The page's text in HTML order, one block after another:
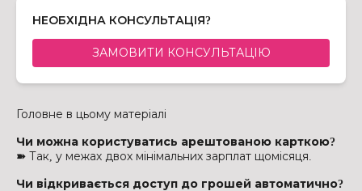
НЕОБХІДНА КОНСУЛЬТАЦІЯ?
ЗАМОВИТИ КОНСУЛЬТАЦІЮ
Головне в цьому матеріалі
Чи можна користуватись арештованою карткою?
➽ Так, у межах двох мінімальних зарплат щомісяця.
Чи відкривається доступ до грошей автоматично?